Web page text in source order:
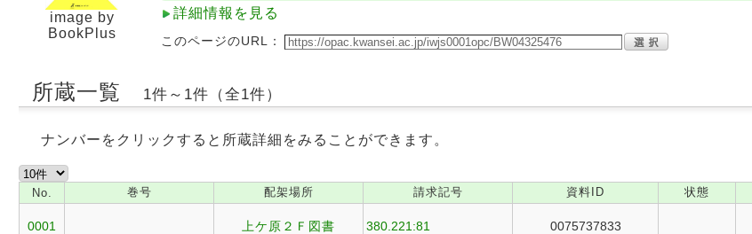
image by
BookPlus
詳細情報を見る
このページのURL：
所蔵一覧 1件～1件（全1件）
ナンバーをクリックすると所蔵詳細をみることができます。
No. 巻号 配架場所 請求記号 資料ID 状態
0001 上ケ原２Ｆ図書 380.221:81 0075737833